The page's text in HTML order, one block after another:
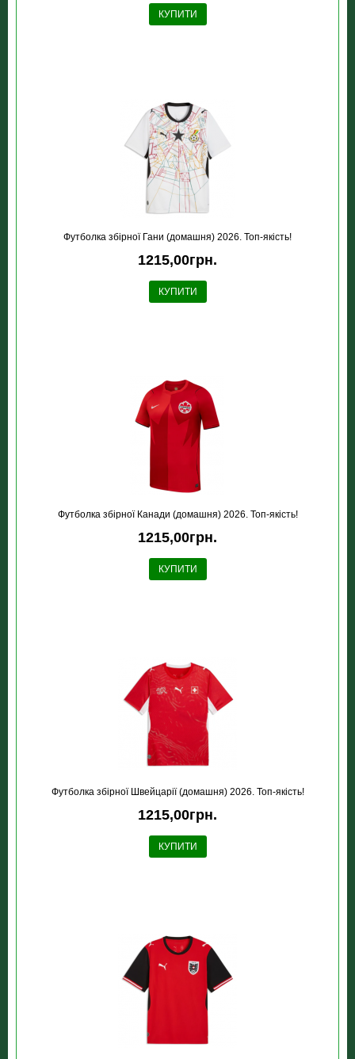
КУПИТИ
Футболка збірної Гани (домашня) 2026. Топ-якість!
1215,00грн.
КУПИТИ
Футболка збірної Канади (домашня) 2026. Топ-якість!
1215,00грн.
КУПИТИ
Футболка збірної Швейцарії (домашня) 2026. Топ-якість!
1215,00грн.
КУПИТИ